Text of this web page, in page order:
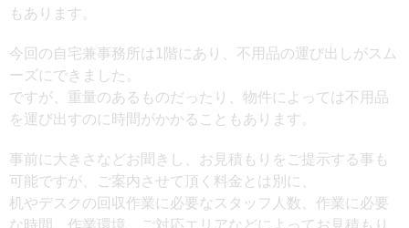
もあります。
今回の自宅兼事務所は1階にあり、不用品の運び出しがスム
ーズにできました。
ですが、重量のあるものだったり、物件によっては不用品
を運び出すのに時間がかかることもあります。
事前に大きさなどお聞きし、お見積もりをご提示する事も
可能ですが、ご案内させて頂く料金とは別に、
机やデスクの回収作業に必要なスタッフ人数、作業に必要
な時間、作業環境、ご対応エリアなどによってお見積もり